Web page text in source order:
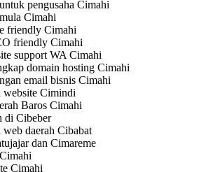
pengusaha Cimahi
Cimahi
friendly Cimahi
friendly Cimahi
support WA Cimahi
domain hosting Cimahi
email bisnis Cimahi
website Cimindi
Baros Cimahi
di Cibeber
web daerah Cibabat
dan Cimareme
Cimahi